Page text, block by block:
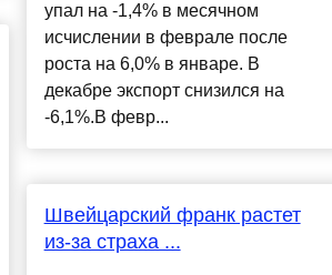
упал на -1,4% в месячном
исчислении в феврале после
роста на 6,0% в январе. В
декабре экспорт снизился на
-6,1%.В февр...
Швейцарский франк растет
из-за страха ...